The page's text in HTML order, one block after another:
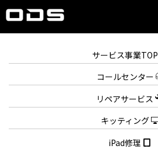
サービス事業TOP
コールセンター
リペアサービス
キッティング
iPad修理